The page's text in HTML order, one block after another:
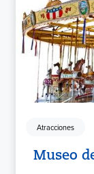
Atracciones
Museo